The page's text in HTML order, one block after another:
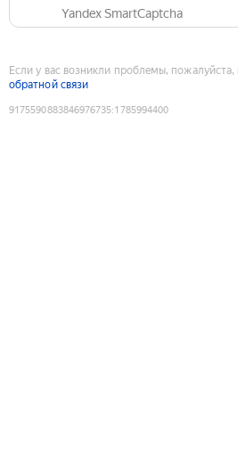
Yandex SmartCaptcha
Если у вас возникли проблемы, пожалуйста,
обратной связи
9175590883846976735:1785994400